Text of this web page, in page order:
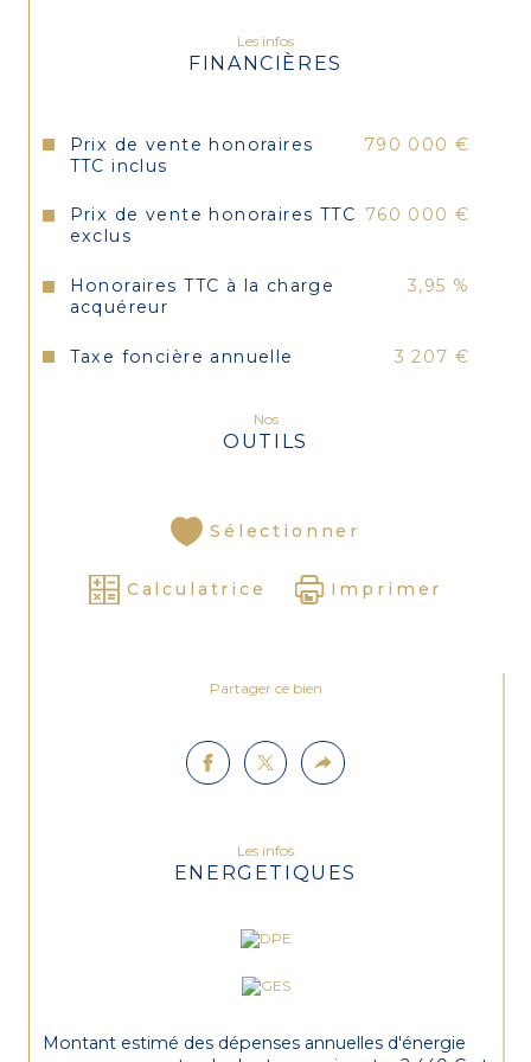
Les infos
FINANCIÈRES
Prix de vente honoraires
TTC inclus
790 000 €
Prix de vente honoraires TTC
exclus
760 000 €
Honoraires TTC à la charge
acquéreur
3,95 %
Taxe foncière annuelle 3 207 €
Nos
OUTILS
Sélectionner
Calculatrice Imprimer
Partager ce bien
Les infos
ENERGETIQUES
Montant estimé des dépenses annuelles d'énergie